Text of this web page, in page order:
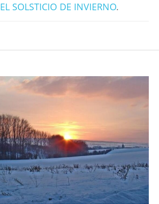
EL SOLSTICIO DE INVIERNO.